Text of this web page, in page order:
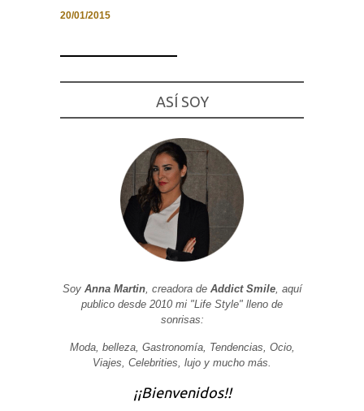
20/01/2015
ASÍ SOY
Soy Anna Martin, creadora de Addict Smile, aquí
publico desde 2010 mi "Life Style" lleno de
sonrisas:
Moda, belleza, Gastronomía, Tendencias, Ocio,
Viajes, Celebrities, lujo y mucho más.
¡¡Bienvenidos!!
Necesarias
se usa la
Experiencia